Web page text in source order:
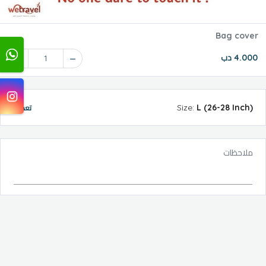
Bag cover
4.000 دب 1
Size: L (26-28 Inch) تعديل
ملاحظات